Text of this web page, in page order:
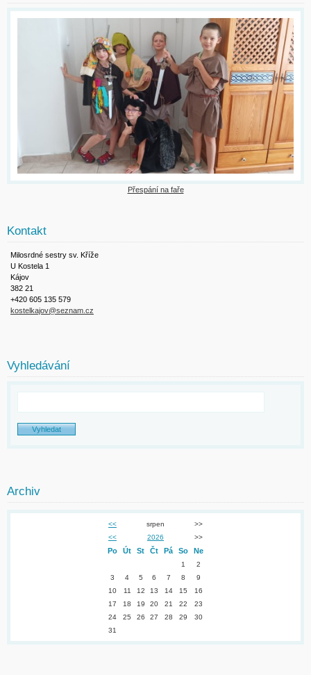
Přespání na faře
Kontakt
Milosrdné sestry sv. Kříže
U Kostela 1
Kájov
382 21
+420 605 135 579
kostelkajov@seznam.cz
Vyhledávání
Archiv
<< srpen
>>
<<
2026 >>
Po Út St Čt Pá So Ne
1
2
3
4 5 6 7 8
9
10
11 12 13 14 15
16
17
18 19 20 21 22
23
24
25 26 27 28 29
30
31